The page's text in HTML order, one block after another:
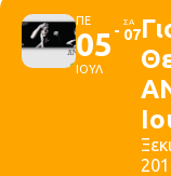
ΠΕ
05
ΙΟΥΛ
ΣΑ
07